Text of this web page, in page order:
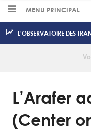
MENU PRINCIPAL
L'OBSERVATOIRE DES
L’Arafer
(Center